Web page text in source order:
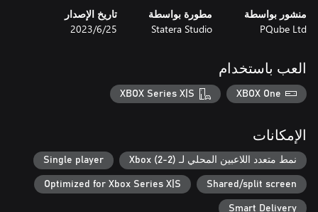
الإنترنت بوقت استجابة منخفض للغاية!
منشور بواسطة
PQube Ltd
مطورة بواسطة
Statera Studio
تاريخ الإصدار
25‏/6‏/2023
العب باستخدام
XBOX One
XBOX Series X|S
الإمكانات
نمط متعدد اللاعبين المحلي لـ Xbox (2-2) Single player
Shared/split screen
Optimized for Xbox Series X|S
Smart Delivery